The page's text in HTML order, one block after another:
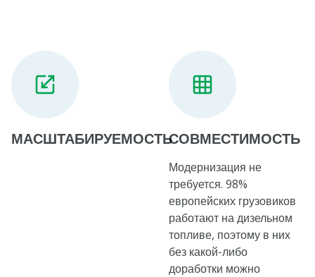
МАСШТАБИРУЕМОСТЬСОВМЕСТИМОСТЬ
Модернизация не
требуется. 98%
европейских грузовиков
работают на дизельном
топливе, поэтому в них
без какой-либо
доработки можно